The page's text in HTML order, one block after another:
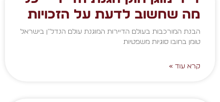
מה שחשוב לדעת על הזכויות
הבנת המורכבות בעולם הדיירות המוגנת עולם הנדל"ן בישראל
טומן בחובו סוגיות משפטיות
קרא עוד »